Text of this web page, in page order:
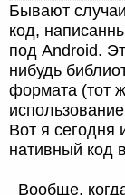
Бывают
код,
под Android.
нибудь
формата (тот
Вот я сегодня
нативный код
Вообще,